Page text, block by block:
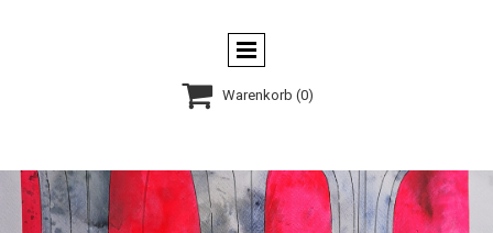
 Warenkorb (0)